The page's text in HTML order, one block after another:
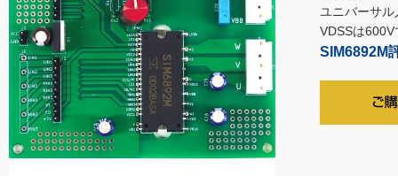
ユニバーサ
VDSSは
SIM6892M